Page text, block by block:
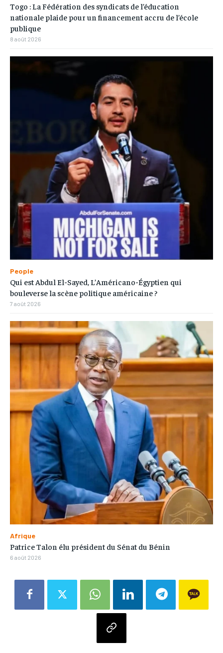
Togo : La Fédération des syndicats de l’éducation
nationale plaide pour un financement accru de l’école
publique
8 août 2026
People
Qui est Abdul El-Sayed, L’Américano-Égyptien qui
bouleverse la scène politique américaine ?
7 août 2026
Afrique
Patrice Talon élu président du Sénat du Bénin
6 août 2026